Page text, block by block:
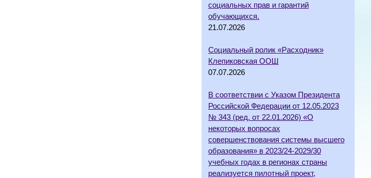
социальных прав и гарантий
обучающихся.
21.07.2026
Социальный ролик «Расходник»
Клепиковская ООШ
07.07.2026
В соответствии с Указом Президента
Российской Федерации от 12.05.2023
№ 343 (ред. от 22.01.2026) «О
некоторых вопросах
совершенствования системы высшего
образования» в 2023/24-2029/30
учебных годах в регионах страны
реализуется пилотный проект,